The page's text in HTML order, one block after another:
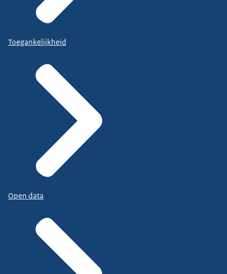
Toegankelijkheid
Open data